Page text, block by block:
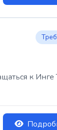
к Инге